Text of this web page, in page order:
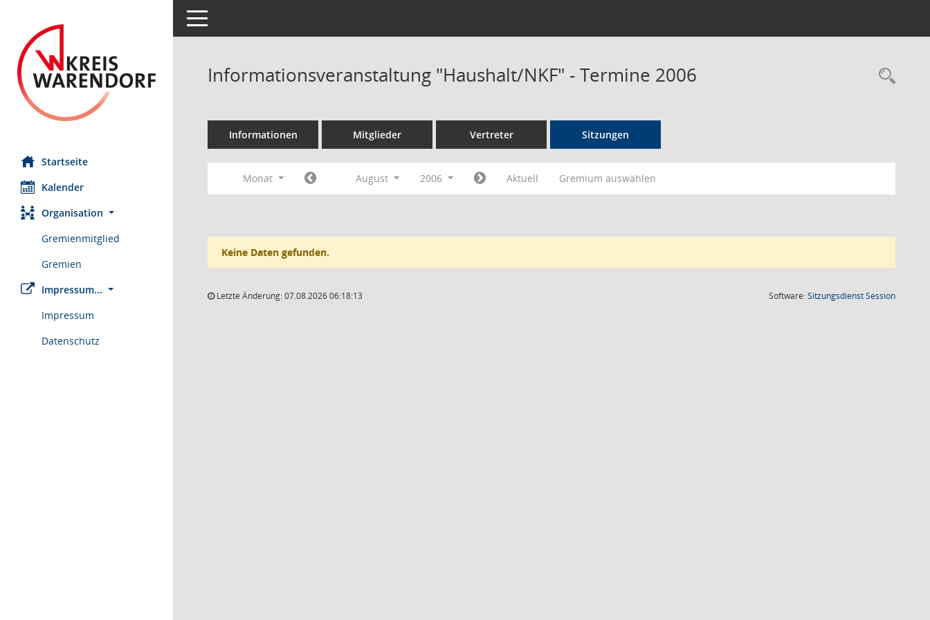
Startseite
Kalender
Organisation
Gremienmitglied
Gremien
Impressum...
Impressum
Datenschutz
Toggle navigation
Informationsveranstaltung "Haushalt/NKF" - Termine 2006
Informationen Mitglieder Vertreter Sitzungen
Monat August 2006 Aktuell Gremium auswählen
Keine Daten gefunden.
Letzte Änderung: 07.08.2026 06:18:13 Software:SitzungsdienstSession(Wird in